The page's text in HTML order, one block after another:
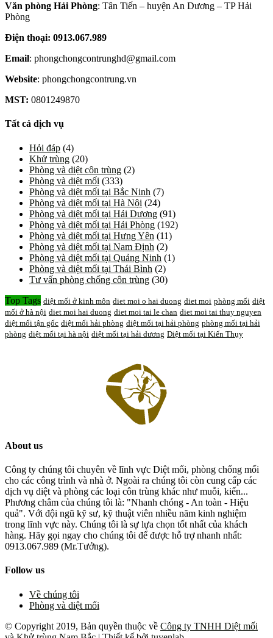
Văn phòng Hải Phòng: Tân Tiến – huyện An Dương – TP Hải
Phòng
Điện thoại: 0913.067.989
Email: phongchongcontrunghd@gmail.com
Website: phongchongcontrung.vn
MST: 0801249870
Tất cả dịch vụ
Hỏi đáp (4)
Khử trùng (20)
Phòng và diệt côn trùng (2)
Phòng và diệt mối (333)
Phòng và diệt mối tại Bắc Ninh (7)
Phòng và diệt mối tại Hà Nội (24)
Phòng và diệt mối tại Hải Dương (91)
Phòng và diệt mối tại Hải Phòng (192)
Phòng và diệt mối tại Hưng Yên (11)
Phòng và diệt mối tại Nam Định (2)
Phòng và diệt mối tại Quảng Ninh (1)
Phòng và diệt mối tại Thái Bình (2)
Tư vấn phòng chống côn trùng (30)
Top Tags diệt mối ở kinh môn diet moi o hai duong diet moi phòng mối diệt
mối ở hà nội diet moi hai duong diet moi tai le chan diet moi tai thuy nguyen
diệt mối tận gốc diệt mối hải phòng diệt mối tại hải phòng phòng mối tại hải
phòng diệt mối tại hà nội diệt mối tại hải dương Diệt mối tại Kiến Thụy
About us
Công ty chúng tôi chuyên về lĩnh vực Diệt mối, phòng chống mối
cho các công trình và nhà ở. Ngoài ra chúng tôi còn cung cấp các
dịch vụ diệt và phòng các loại côn trùng khác như muỗi, kiến...
Phương châm của chúng tôi là: "Nhanh chóng - An toàn - Hiệu
quả". Với đội ngũ kỹ sư, kỹ thuật viên nhiều năm kinh nghiệm
trong lĩnh vực này. Chúng tôi là sự lựa chọn tốt nhất của khách
hàng. Hãy gọi ngay cho chúng tôi để được hỗ trợ nhanh nhất:
0913.067.989 (Mr.Tưởng).
Follow us
Về chúng tôi
Phòng và diệt mối
© Copyright 2019, Bản quyền thuộc về Công ty TNHH Diệt mối